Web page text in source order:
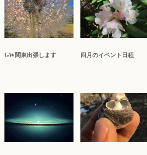
GW関東出張します 四月のイベント日程